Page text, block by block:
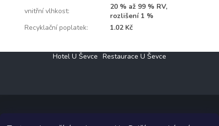
vnitřní vlhkost:
20 % až 99 % RV,
rozlišení 1 %
Recyklační poplatek: 1.02 Kč
Hotel U Ševce Restaurace U Ševce